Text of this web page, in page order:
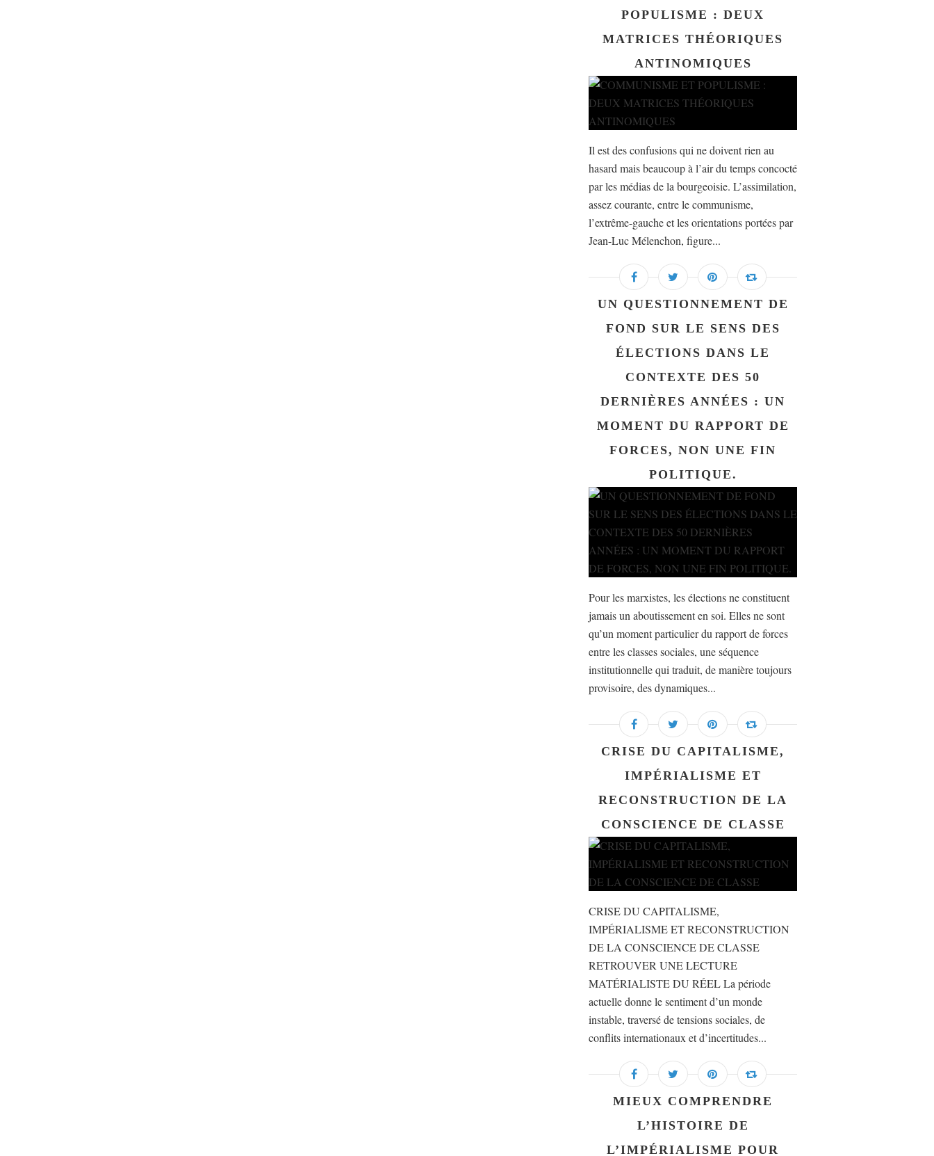
POPULISME : DEUX
MATRICES THÉORIQUES
ANTINOMIQUES
Il est des confusions qui ne doivent rien au
hasard mais beaucoup à l’air du temps concocté
par les médias de la bourgeoisie. L’assimilation,
assez courante, entre le communisme,
l’extrême-gauche et les orientations portées par
Jean-Luc Mélenchon, figure...
UN QUESTIONNEMENT DE
FOND SUR LE SENS DES
ÉLECTIONS DANS LE
CONTEXTE DES 50
DERNIÈRES ANNÉES : UN
MOMENT DU RAPPORT DE
FORCES, NON UNE FIN
POLITIQUE.
Pour les marxistes, les élections ne constituent
jamais un aboutissement en soi. Elles ne sont
qu’un moment particulier du rapport de forces
entre les classes sociales, une séquence
institutionnelle qui traduit, de manière toujours
provisoire, des dynamiques...
CRISE DU CAPITALISME,
IMPÉRIALISME ET
RECONSTRUCTION DE LA
CONSCIENCE DE CLASSE
CRISE DU CAPITALISME,
IMPÉRIALISME ET RECONSTRUCTION
DE LA CONSCIENCE DE CLASSE
RETROUVER UNE LECTURE
MATÉRIALISTE DU RÉEL La période
actuelle donne le sentiment d’un monde
instable, traversé de tensions sociales, de
conflits internationaux et d’incertitudes...
MIEUX COMPRENDRE
L’HISTOIRE DE
L’IMPÉRIALISME POUR